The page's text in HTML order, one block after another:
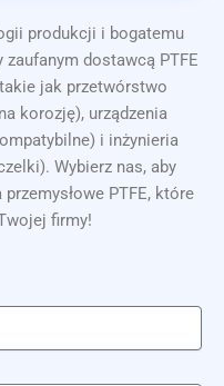
produkcji i bogatemu
dostawcą PTFE
jak przetwórstwo
korozję), urządzenia
i inżynieria
Wybierz nas, aby
PTFE, które
firmy!